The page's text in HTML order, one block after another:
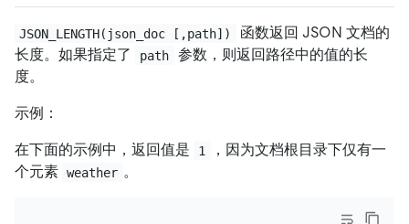
JSON_LENGTH(json_doc [,path])
函数返回 JSON 文档的
长度。如果指定了
path
参数，则返回路径中的值的长
度。
示例：
在下面的示例中，返回值是 1
，因为文档根目录下仅有一
个元素 weather 。